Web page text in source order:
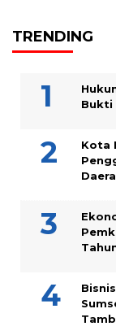
TRENDING
Bukti
Kota